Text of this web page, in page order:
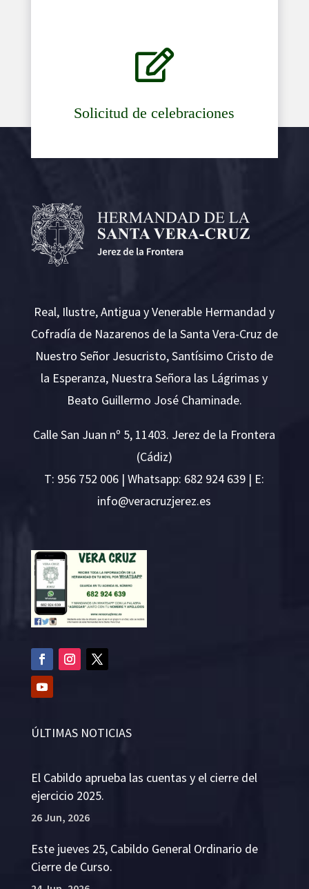

Solicitud de celebraciones
Real, Ilustre, Antigua y Venerable Hermandad y
Cofradía de Nazarenos de la Santa Vera-Cruz de
Nuestro Señor Jesucristo, Santísimo Cristo de
la Esperanza, Nuestra Señora las Lágrimas y
Beato Guillermo José Chaminade.
Calle San Juan nº 5, 11403. Jerez de la Frontera
(Cádiz)
T: 956 752 006 | Whatsapp: 682 924 639 | E:
se.ze
rejzu
rcare
v@ofn
i
ÚLTIMAS NOTICIAS
El Cabildo aprueba las cuentas y el cierre del
ejercicio 2025.
26 Jun, 2026
Este jueves 25, Cabildo General Ordinario de
Cierre de Curso.